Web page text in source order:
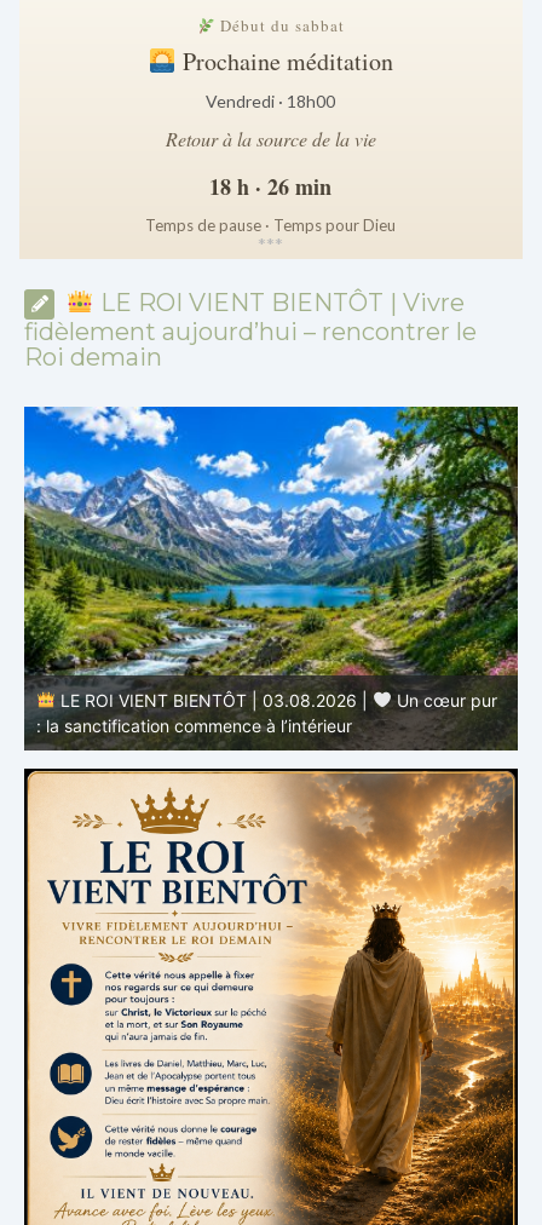
Début du sabbat
Prochaine méditation
Vendredi · 18h00
Retour à la source de la vie
18 h · 26 min
Temps de pause · Temps pour Dieu
***
LE ROI VIENT BIENTÔT | Vivre
fidèlement aujourd’hui – rencontrer le
Roi demain
LE ROI VIENT BIENTÔT | 02.08.2026 |
Devenir
semblable au Christ : Une transformation de l’intérieur